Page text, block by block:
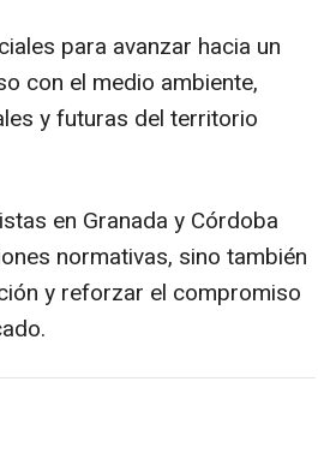
para avanzar hacia un
con el medio ambiente,
y futuras del territorio
en Granada y Córdoba
normativas, sino también
y reforzar el compromiso